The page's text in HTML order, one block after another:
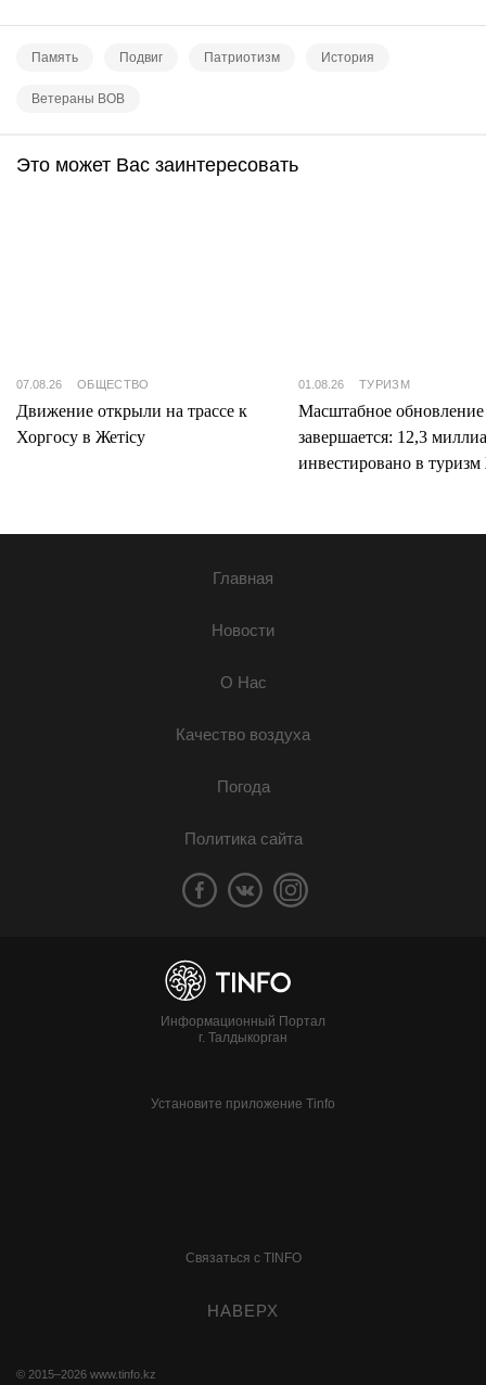
Память Подвиг Патриотизм История
Ветераны ВОВ
Это может Вас заинтересовать
07.08.26 ОБЩЕСТВО
Движение открыли на трассе к
Хоргосу в Жетісу
01.08.26 ТУРИЗМ
Масштабное
завершается: 12,3
инвестировано в туризм
Главная
Новости
О Нас
Качество воздуха
Погода
Политика сайта
Информационный Портал
г. Талдыкорган
Установите приложение Tinfo
Связаться с TINFO
НАВЕРХ
© 2015–2026 www.tinfo.kz